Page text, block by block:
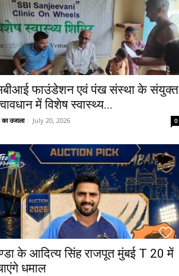
फाउंडेशन एवं पंख संस्था के संयुक्त
में विशेष स्वास्थ्य...
उजाला - July 20, 2026 0
के आदित्य सिंह राजपूत मुंबई T 20 में
धमाल